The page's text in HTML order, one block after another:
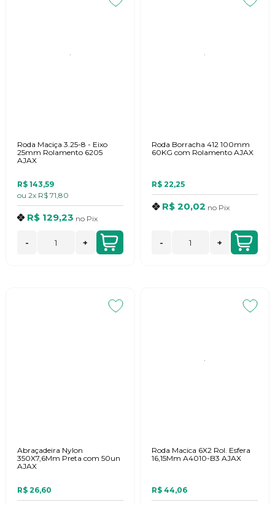
Roda Maciça 3.25-8 - Eixo
25mm Rolamento 6205
AJAX
R$ 143,59
ou 2x R$ 71,80
R$ 129,23 no Pix
- +
Roda Borracha 412 100mm
60KG com Rolamento AJAX
R$ 22,25
R$ 20,02 no Pix
- +
Abraçadeira Nylon
350X7,6Mm Preta com 50un
AJAX
R$ 26,60
Roda Macica 6X2 Rol. Esfera
16,15Mm A4010-B3 AJAX
R$ 44,06